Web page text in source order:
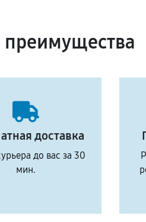
доставка
до вас за 30
мин.